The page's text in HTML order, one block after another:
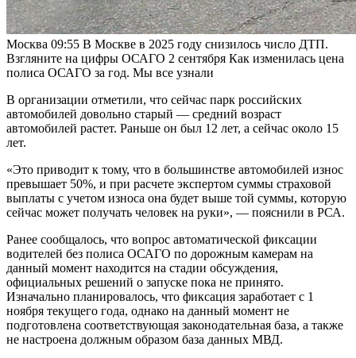
Москва 09:55 В Москве в 2025 году снизилось число ДТП.
Взгляните на цифры ОСАГО 2 сентября Как изменилась цена
полиса ОСАГО за год. Мы все узнали
В организации отметили, что сейчас парк российских
автомобилей довольно старый — средний возраст
автомобилей растет. Раньше он был 12 лет, а сейчас около 15
лет.
«Это приводит к тому, что в большинстве автомобилей износ
превышает 50%, и при расчете экспертом суммы страховой
выплаты с учетом износа она будет выше той суммы, которую
сейчас может получать человек на руки», — пояснили в РСА.
Ранее сообщалось, что вопрос автоматической фиксации
водителей без полиса ОСАГО по дорожным камерам на
данный момент находится на стадии обсуждения,
официальных решений о запуске пока не принято.
Изначально планировалось, что фиксация заработает с 1
ноября текущего года, однако на данный момент не
подготовлена соответствующая законодательная база, а также
не настроена должным образом база данных МВД.